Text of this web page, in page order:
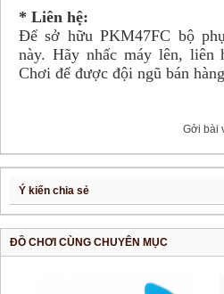
* Liên hệ:
Để sở hữu PKM47FC bộ
này. Hãy nhấc máy lên,
Chơi để được đội ngũ bán
Gởi bài
Ý kiến chia sẻ
ĐỒ CHƠI CÙNG CHUYÊN MỤC